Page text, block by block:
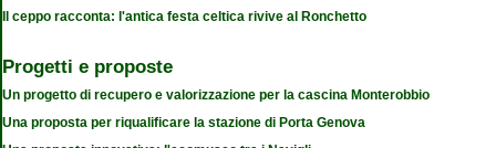
Il ceppo racconta: l'antica festa celtica rivive al Ronchetto
Progetti e proposte
Un progetto di recupero e valorizzazione per la cascina Monterobbio
Una proposta per riqualificare la stazione di Porta Genova